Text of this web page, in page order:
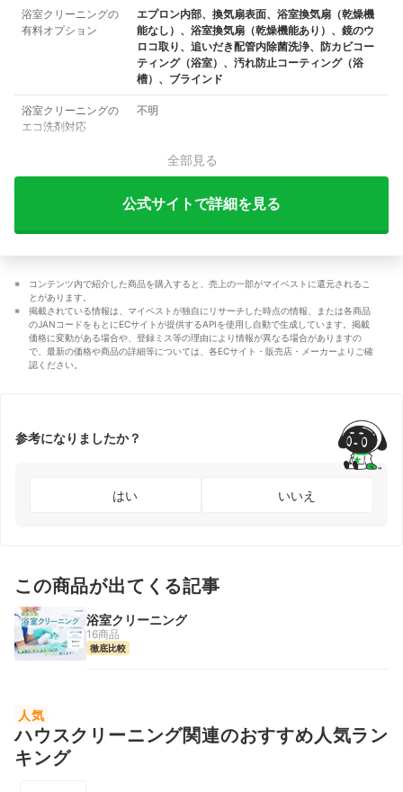
浴室クリーニングの
有料オプション
エプロン内部、換気扇表面、浴室換気扇（乾燥機
能なし）、浴室換気扇（乾燥機能あり）、鏡のウ
ロコ取り、追いだき配管内除菌洗浄、防カビコー
ティング（浴室）、汚れ防止コーティング（浴
槽）、ブラインド
浴室クリーニングの
エコ洗剤対応
不明
全部見る
公式サイトで詳細を見る
コンテンツ内で紹介した商品を購入すると、売上の一部がマイベストに還元されるこ
とがあります。
掲載されている情報は、マイベストが独自にリサーチした時点の情報、または各商品
のJANコードをもとにECサイトが提供するAPIを使用し自動で生成しています。掲載
価格に変動がある場合や、登録ミス等の理由により情報が異なる場合がありますの
で、最新の価格や商品の詳細等については、各ECサイト・販売店・メーカーよりご確
認ください。
参考になりましたか？
はい いいえ
この商品が出てくる記事
浴室クリーニング
16商品
徹底比較
人気
ハウスクリーニング関連のおすすめ人気ラン
キング